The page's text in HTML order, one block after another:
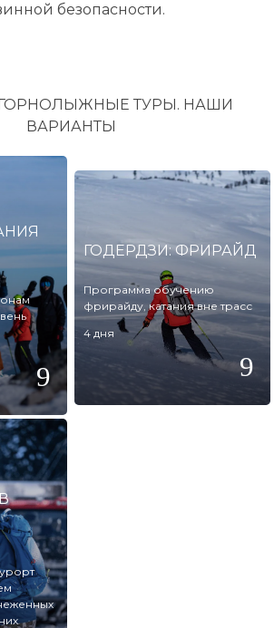
безопасности.
ТУРЫ. НАШИ
ВАРИАНТЫ
ГОДЕРДЗИ: ФРИРАЙД
Программа обучению
фрирайду, катания вне трасс
4 дня